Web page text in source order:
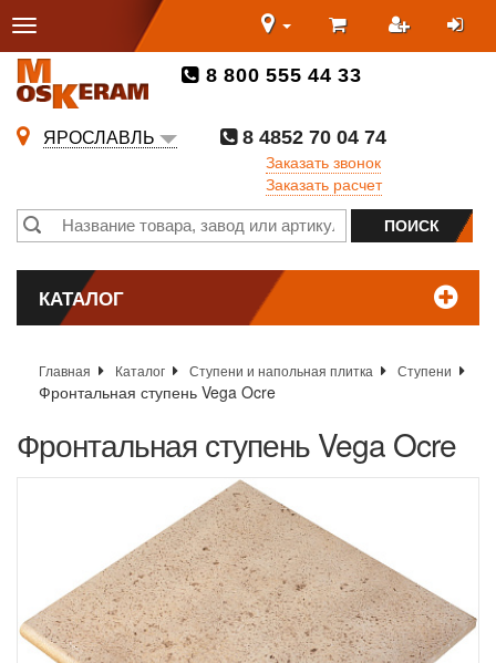
8 800 555 44 33
ЯРОСЛАВЛЬ
8 4852 70 04 74
Заказать звонок
Заказать расчет
КАТАЛОГ
Главная Каталог Ступени и напольная плитка Ступени
Фронтальная ступень Vega Ocre
Фронтальная ступень Vega Ocre